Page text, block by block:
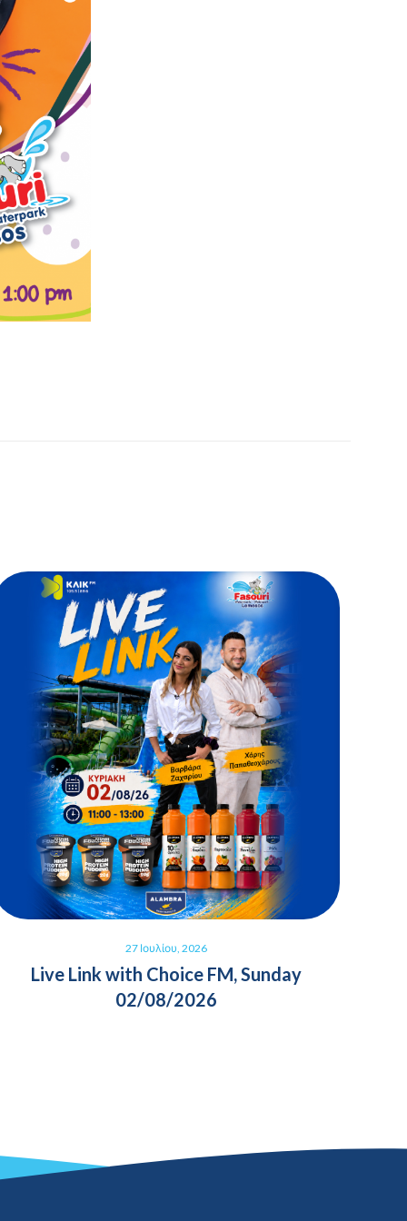
27 Ιουλίου, 2026
Live Link with Choice FM, Sunday
02/08/2026